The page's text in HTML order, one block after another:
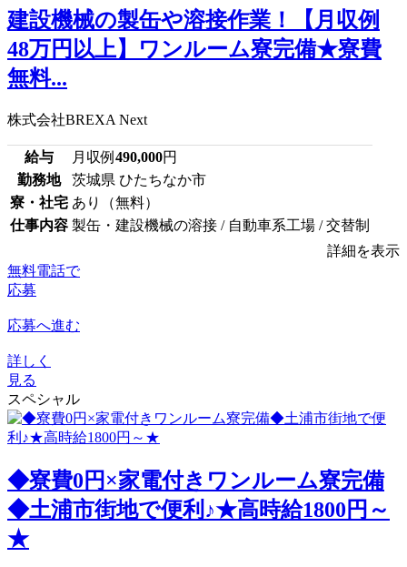
建設機械の製缶や溶接作業！【月収例
48万円以上】ワンルーム寮完備★寮費
無料...
株式会社BREXA Next
給与 月収例 490,000円
勤務地
茨城県 ひたちなか市
寮・社宅 あり（無料）
仕事内容 製缶・建設機械の溶接 / 自動車系工場 / 交替制
詳細を表示
無料電話で
応募
応募へ進む
詳しく
見る
スペシャル
◆寮費0円×家電付きワンルーム寮完備
◆土浦市街地で便利♪★高時給1800円～
★